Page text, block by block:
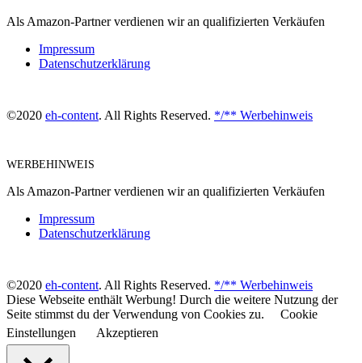
Als Amazon-Partner verdienen wir an qualifizierten Verkäufen
Impressum
Datenschutzerklärung
©2020 eh-content. All Rights Reserved. */** Werbehinweis
WERBEHINWEIS
Als Amazon-Partner verdienen wir an qualifizierten Verkäufen
Impressum
Datenschutzerklärung
©2020 eh-content. All Rights Reserved. */** Werbehinweis
Diese Webseite enthält Werbung! Durch die weitere Nutzung der
Seite stimmst du der Verwendung von Cookies zu.
Cookie
Einstellungen
Akzeptieren